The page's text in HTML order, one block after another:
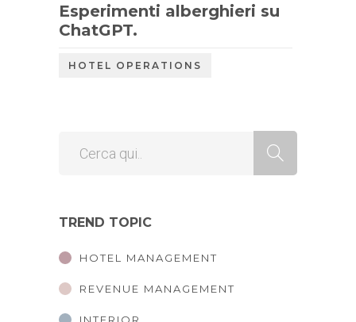
Esperimenti alberghieri su
ChatGPT.
HOTEL OPERATIONS
TREND TOPIC
HOTEL MANAGEMENT
REVENUE MANAGEMENT
INTERIOR